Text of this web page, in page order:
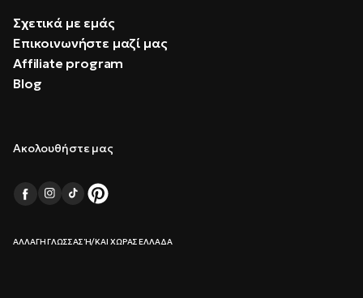
Σχετικά με εμάς
Επικοινωνήστε μαζί μας
Affiliate program
Blog
Ακολουθήστε μας
ΑΛΛΑΓΉ ΓΛΏΣΣΑΣ Ή/ΚΑΙ ΧΏΡΑΣ ΕΛΛΆΔΑ